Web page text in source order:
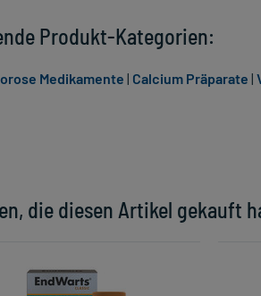
die diesen Artikel gekauft
Produkt-Kategorien:
Medikamente | Calcium Präparate |